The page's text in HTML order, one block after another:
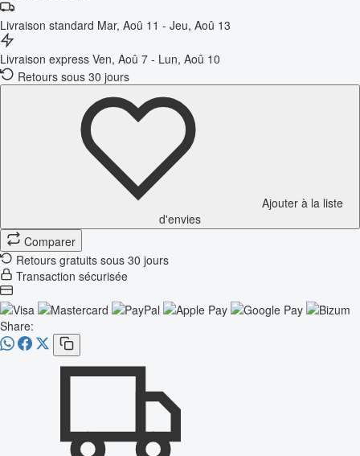
Livraison standard Mar, Aoû 11 - Jeu, Aoû 13
Livraison express Ven, Aoû 7 - Lun, Aoû 10
Retours sous 30 jours
Ajouter à la liste
d'envies
Comparer
Retours gratuits sous 30 jours
Transaction sécurisée
Share: